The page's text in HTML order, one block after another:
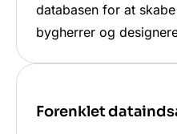
databasen for at
bygherrer og
Forenklet